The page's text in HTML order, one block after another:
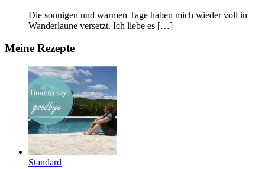
Die sonnigen und warmen Tage haben mich wieder voll in
Wanderlaune versetzt. Ich liebe es […]
Meine Rezepte
Standard